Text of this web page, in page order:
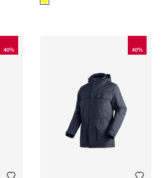
40% 40%